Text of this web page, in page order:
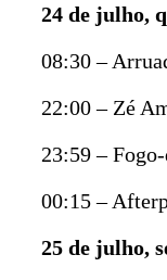
24 de julho,
08:30 –
22:00 – Zé
23:59 –
00:15 –
25 de julho,